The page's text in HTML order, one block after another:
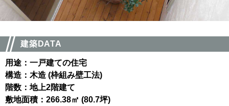
建築DATA
用途：一戸建ての住宅
構造：木造 (枠組み壁工法)
階数：地上2階建て
敷地面積：266.38㎡ (80.7坪)